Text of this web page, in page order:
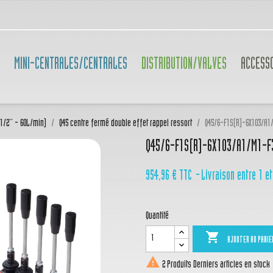
MINI-CENTRALES/CENTRALES DISTRIBUTION/VALVES
2'' - 60L/min) Q45 centre fermé double effet rappel ressort Q45/6-F1S(R)-6X103/
Q45/6-F1S(R)-6X103/A1/M1-
954,96 € TTC Livraison entre 1
Quantité
 AJOUTER AU
 2 Produits Derniers articles en stock